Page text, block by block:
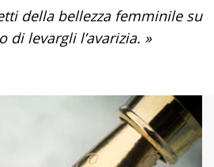
della bellezza femminile su
di levargli l’avarizia. »